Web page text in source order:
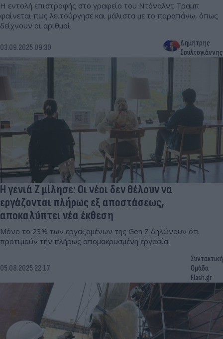
Η εντολή επιστροφής στο γραφείο του Ντόναλντ Τραμπ
φαίνεται πως λειτούργησε και μάλιστα με το παραπάνω, όπως
δείχνουν οι αριθμοί.
03.09.2025 09:30
Δημήτρης
Σουλτογιάννης
Η γενιά Ζ μίλησε: Οι νέοι δεν θέλουν να
εργάζονται πλήρως εξ αποστάσεως,
αποκαλύπτει νέα έκθεση
Μόνο το 23% των εργαζομένων της Gen Z δηλώνουν ότι
προτιμούν την πλήρως απομακρυσμένη εργασία.
05.08.2025 22:17
Συντακτική
Ομάδα
Flash.gr